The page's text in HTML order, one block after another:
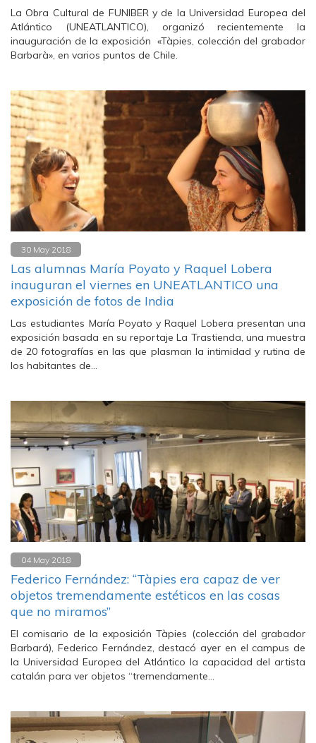
La Obra Cultural de FUNIBER y de la Universidad Europea del
Atlántico (UNEATLANTICO), organizó recientemente la
inauguración de la exposición «Tàpies, colección del grabador
Barbarà», en varios puntos de Chile.
30 May 2018
Las alumnas María Poyato y Raquel Lobera
inauguran el viernes en UNEATLANTICO una
exposición de fotos de India
Las estudiantes María Poyato y Raquel Lobera presentan una
exposición basada en su reportaje La Trastienda, una muestra
de 20 fotografías en las que plasman la intimidad y rutina de
los habitantes de…
04 May 2018
Federico Fernández: “Tàpies era capaz de ver
objetos tremendamente estéticos en las cosas
que no miramos”
El comisario de la exposición Tàpies (colección del grabador
Barbará), Federico Fernández, destacó ayer en el campus de
la Universidad Europea del Atlántico la capacidad del artista
catalán para ver objetos “tremendamente…